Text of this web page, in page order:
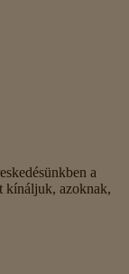
a
kínáljuk, azoknak,